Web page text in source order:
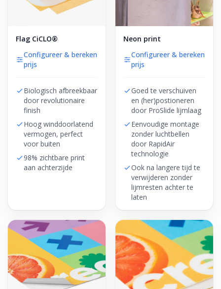
Flag CiCLO®
Configureer & bereken
prijs
Biologisch afbreekbaar
door revolutionaire
finish
Hoog winddoorlatend
vermogen, perfect
voor buiten
98% zichtbare print
aan achterzijde
Neon print
Configureer & bereken
prijs
Goed te verschuiven
en (her)postioneren
door ProSlide lijmlaag
Eenvoudige montage
zonder luchtbellen
door RapidAir
technologie
Ook na langere tijd te
verwijderen zonder
lijmresten achter te
laten